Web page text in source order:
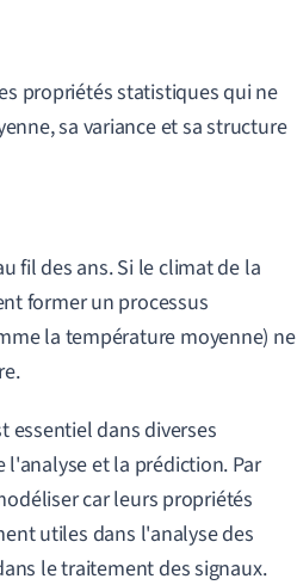
propriétés statistiques qui ne
sa variance et sa structure
fil des ans. Si le climat de la
former un processus
la température moyenne) ne
essentiel dans diverses
et la prédiction. Par
car leurs propriétés
utiles dans l'analyse des
le traitement des signaux.